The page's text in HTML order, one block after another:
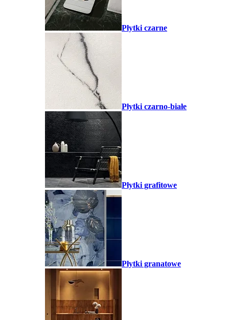
Płytki czarne
Płytki czarno-białe
Płytki grafitowe
Płytki granatowe